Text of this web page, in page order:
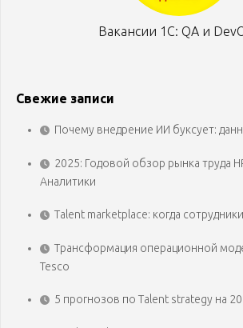
Вакансии 1С: QA и
Свежие записи
Почему внедрение ИИ буксует:
2025: Годовой обзор рынка труда
Аналитики
Talent marketplace: когда
Трансформация операционной
Tesco
5 прогнозов по Talent strategy на